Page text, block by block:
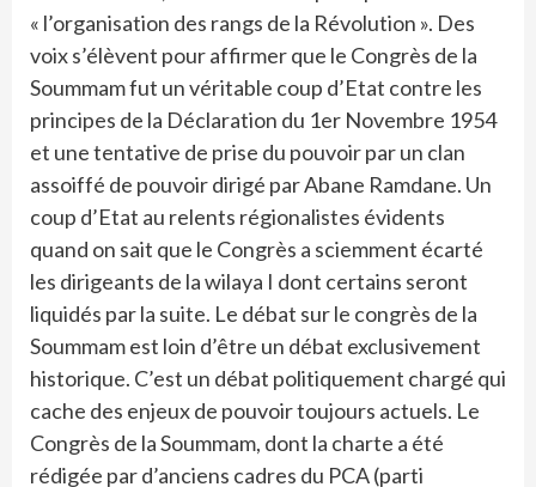
« l’organisation des rangs de la Révolution ». Des
voix s’élèvent pour affirmer que le Congrès de la
Soummam fut un véritable coup d’Etat contre les
principes de la Déclaration du 1er Novembre 1954
et une tentative de prise du pouvoir par un clan
assoiffé de pouvoir dirigé par Abane Ramdane. Un
coup d’Etat au relents régionalistes évidents
quand on sait que le Congrès a sciemment écarté
les dirigeants de la wilaya I dont certains seront
liquidés par la suite. Le débat sur le congrès de la
Soummam est loin d’être un débat exclusivement
historique. C’est un débat politiquement chargé qui
cache des enjeux de pouvoir toujours actuels. Le
Congrès de la Soummam, dont la charte a été
rédigée par d’anciens cadres du PCA (parti